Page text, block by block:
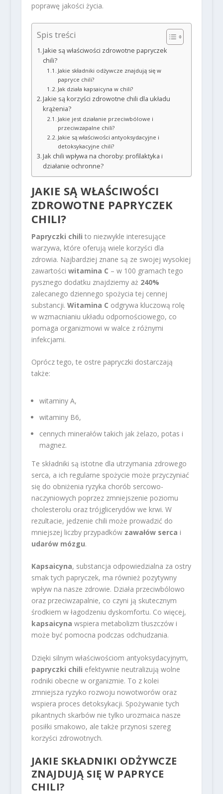
poprawę jakości życia.
Spis treści
Jakie są właściwości zdrowotne papryczek
chili?
Jakie składniki odżywcze znajdują się w
papryce chili?
Jak działa kapsaicyna w chili?
Jakie są korzyści zdrowotne chili dla układu
krążenia?
Jakie jest działanie przeciwbólowe i
przeciwzapalne chili?
Jakie są właściwości antyoksydacyjne i
detoksykacyjne chili?
Jak chili wpływa na choroby: profilaktyka i
działanie ochronne?
JAKIE SĄ WŁAŚCIWOŚCI
ZDROWOTNE PAPRYCZEK
CHILI?
Papryczki chili to niezwykle interesujące
warzywa, które oferują wiele korzyści dla
zdrowia. Najbardziej znane są ze swojej wysokiej
zawartości witamina C – w 100 gramach tego
pysznego dodatku znajdziemy aż 240%
zalecanego dziennego spożycia tej cennej
substancji. Witamina C odgrywa kluczową rolę
w wzmacnianiu układu odpornościowego, co
pomaga organizmowi w walce z różnymi
infekcjami.
Oprócz tego, te ostre papryczki dostarczają
także:
witaminy A,
witaminy B6,
cennych minerałów takich jak żelazo, potas i
magnez.
Te składniki są istotne dla utrzymania zdrowego
serca, a ich regularne spożycie może przyczyniać
się do obniżenia ryzyka chorób sercowo-
naczyniowych poprzez zmniejszenie poziomu
cholesterolu oraz trójglicerydów we krwi. W
rezultacie, jedzenie chili może prowadzić do
mniejszej liczby przypadków zawałów serca i
udarów mózgu.
Kapsaicyna, substancja odpowiedzialna za ostry
smak tych papryczek, ma również pozytywny
wpływ na nasze zdrowie. Działa przeciwbólowo
oraz przeciwzapalnie, co czyni ją skutecznym
środkiem w łagodzeniu dyskomfortu. Co więcej,
kapsaicyna wspiera metabolizm tłuszczów i
może być pomocna podczas odchudzania.
Dzięki silnym właściwościom antyoksydacyjnym,
papryczki chili efektywnie neutralizują wolne
rodniki obecne w organizmie. To z kolei
zmniejsza ryzyko rozwoju nowotworów oraz
wspiera proces detoksykacji. Spożywanie tych
pikantnych skarbów nie tylko urozmaica nasze
posiłki smakowo, ale także przynosi szereg
korzyści zdrowotnych.
JAKIE SKŁADNIKI ODŻYWCZE
ZNAJDUJĄ SIĘ W PAPRYCE
CHILI?